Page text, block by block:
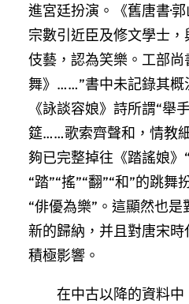
進宮廷扮演。《舊唐書·
宗數引近臣及修文學士
伎藝，認為笑樂。工部
舞》……”書中未記錄其概
《詠談容娘》詩所謂“舉
筵……歌索齊聲和，情教
夠已完整掉往《踏謠娘》
“踏”“搖”“翻”“和”的跳
“俳優為樂”。這顯然也
新的歸納，并且對唐宋
積極影響。
在中古以降的資料